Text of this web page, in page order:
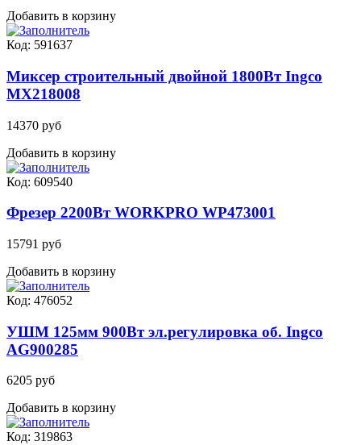
Добавить в корзину
Код: 591637
Миксер строительный двойной 1800Вт Ingco
MX218008
14370 руб
Добавить в корзину
Код: 609540
Фрезер 2200Вт WORKPRO WP473001
15791 руб
Добавить в корзину
Код: 476052
УШМ 125мм 900Вт эл.регулировка об. Ingco
AG900285
6205 руб
Добавить в корзину
Код: 319863